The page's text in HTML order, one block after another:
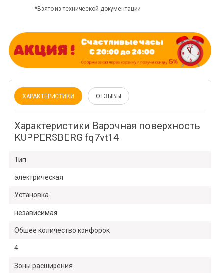
*Взято из технической документации
ХАРАКТЕРИСТИКИ ОТЗЫВЫ
Характеристики Варочная поверхность
KUPPERSBERG fq7vt14
Тип
электрическая
Установка
независимая
Общее количество конфорок
4
Зоны расширения